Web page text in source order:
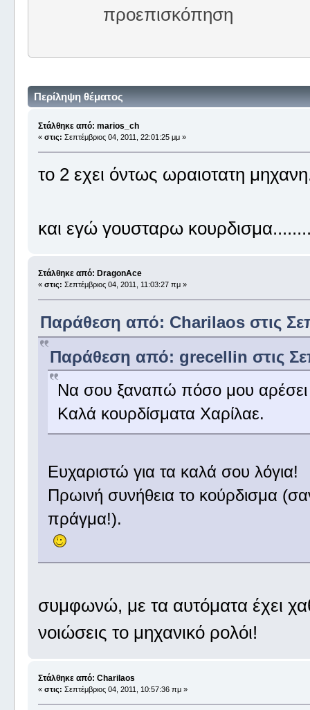
προεπισκόπηση
Περίληψη θέματος
Στάλθηκε από: marios_ch
« στις: Σεπτέμβριος 04, 2011, 22:01:25 μμ »
το 2 εχει όντως ωραιοτατη
και εγώ γουσταρω
Στάλθηκε από: DragonAce
« στις: Σεπτέμβριος 04, 2011, 11:03:27 πμ »
Παράθεση από: Charilaos στις
Παράθεση από: grecellin στις
Να σου ξαναπώ πόσο μου αρέσει
Καλά κουρδίσματα Χαρίλαε.
Ευχαριστώ για τα καλά σου λόγια!
Πρωινή συνήθεια το κούρδισμα
πράγμα!).
συμφωνώ, με τα αυτόματα έχει
νοιώσεις το μηχανικό ρολόι!
Στάλθηκε από: Charilaos
« στις: Σεπτέμβριος 04, 2011, 10:57:36 πμ »